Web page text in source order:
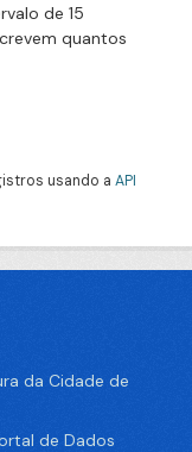
de 15
quantos
usando a API
da Cidade de
de Dados